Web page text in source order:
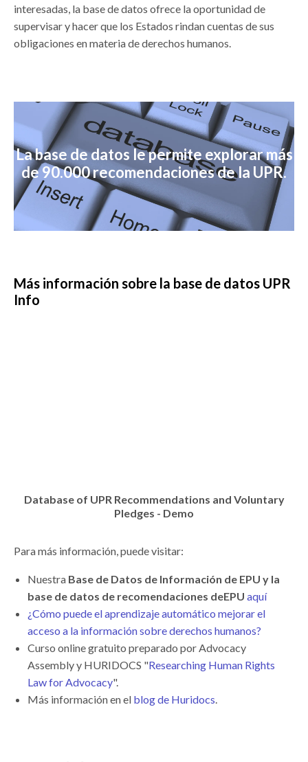
interesadas, la base de datos ofrece la oportunidad de
supervisar y hacer que los Estados rindan cuentas de sus
obligaciones en materia de derechos humanos.
La base de datos le permite explorar más
de 90.000 recomendaciones de la UPR.
Más información sobre la base de datos UPR
Info
Database of UPR Recommendations and Voluntary
Pledges - Demo
Para más información, puede visitar:
Nuestra Base de Datos de Información de EPU y la
base de datos de recomendaciones deEPU aquí
¿Cómo puede el aprendizaje automático mejorar el
acceso a la información sobre derechos humanos?
Curso online gratuito preparado por Advocacy
Assembly y HURIDOCS "Researching Human Rights
Law for Advocacy".
Más información en el blog de Huridocs.